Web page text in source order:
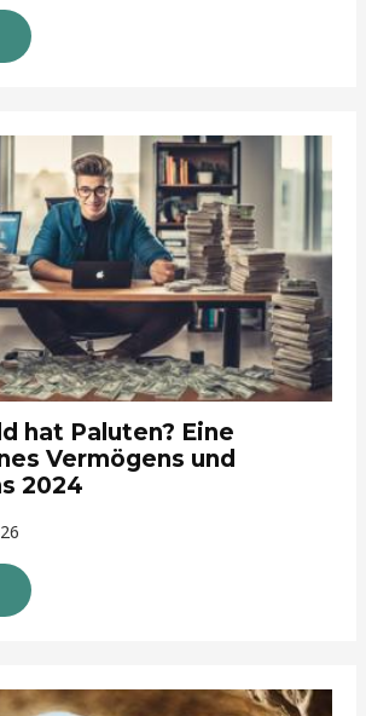
hat Paluten? Eine
Vermögens und
2024